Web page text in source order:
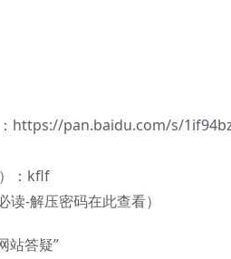
https://pan.baidu.com/s/
：kflf
-解压密码在此查看）
答疑”